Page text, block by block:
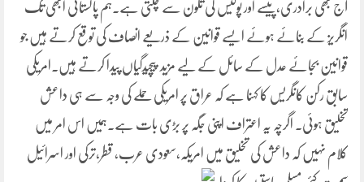
آج بھی برادری،پیسے اور پولیس کی تکون سے چلتی ہے۔ہم پاکستانی ابھی تک
انگریز کے بنائے ہوئے ایسے قوانین کے ذریعے انصاف کی توقع کرتے ہیں جو
قوانین بجائے عدل کے سائل کے لیے مزید پیچیدگیاں پیدا کرتے ہیں۔امریکی
سابق رکن کانگریس کا کہنا ہے کہ عراق پر امریکی حملے کی وجہ سے ہی داعش
تخلیق ہوئی۔ اگرچہ یہ اعتراف اپنی جگہ پر بڑی بات ہے۔ہمیں اس امر میں
کلام نہیں کہ داعش کی تخلیق میں امریکہ،سعودی عرب، قطر،ترکی اور اسرائیل